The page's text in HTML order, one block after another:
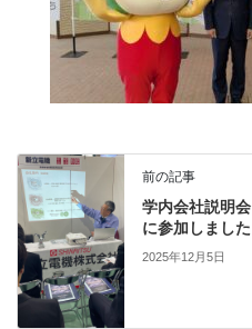
前の記事
学内会社説明会
に参加しました
2025年12月5日